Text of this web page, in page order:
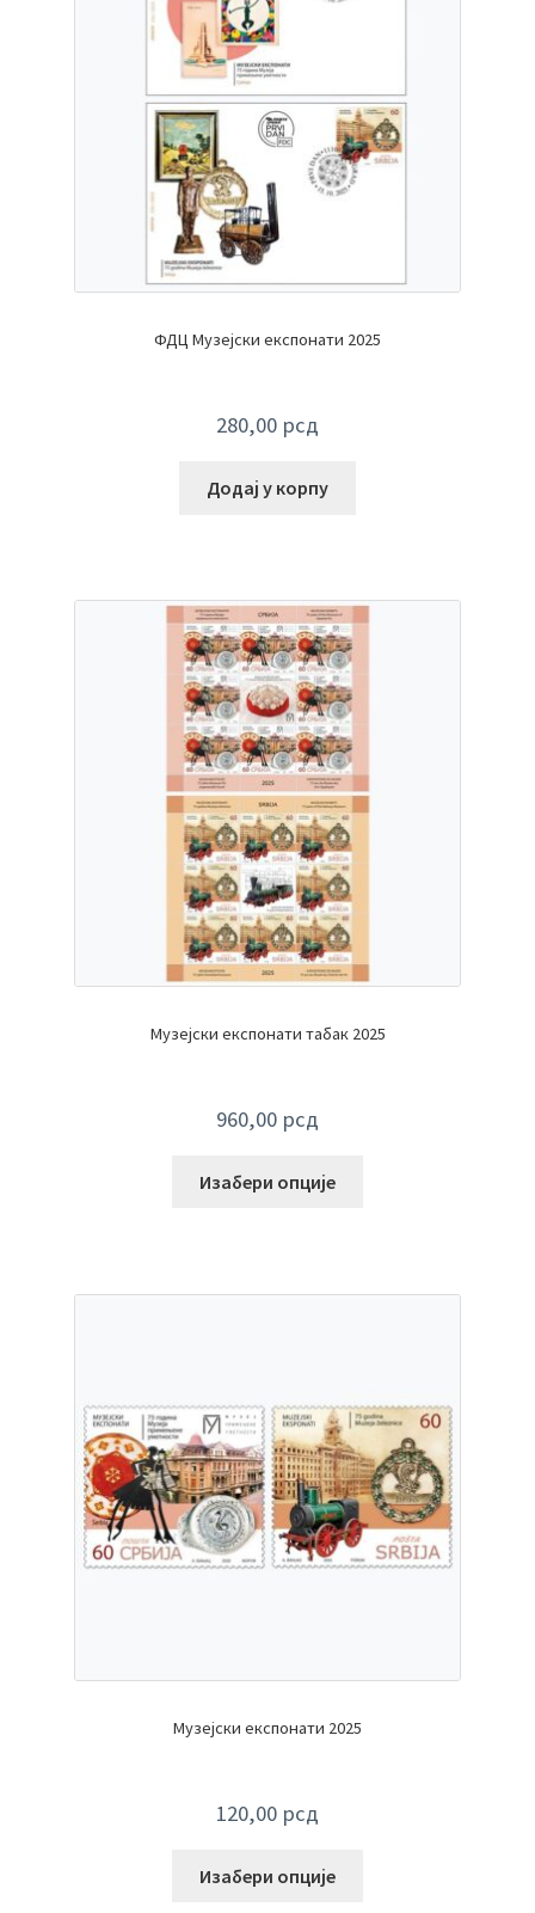
ФДЦ Музејски експонати 2025
280,00 рсд
Додај у корпу
Музејски експонати табак 2025
960,00 рсд
Изабери опције
Музејски експонати 2025
120,00 рсд
Изабери опције